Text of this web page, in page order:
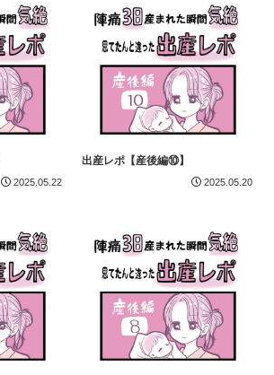
2025.05.22
出産レポ【産後編⑩】
2025.05.20